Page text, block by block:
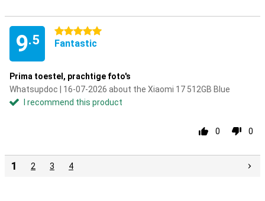
9.5
5 stars
Fantastic
Prima toestel, prachtige foto's
Whatsupdoc | 16-07-2026 about the Xiaomi 17 512GB Blue
I recommend this product
0 0
1 2 3 4